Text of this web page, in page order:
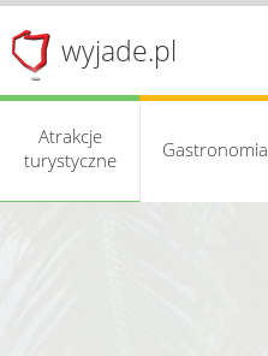
wyjade.pl
Atrakcje
turystyczne
Gastronomia